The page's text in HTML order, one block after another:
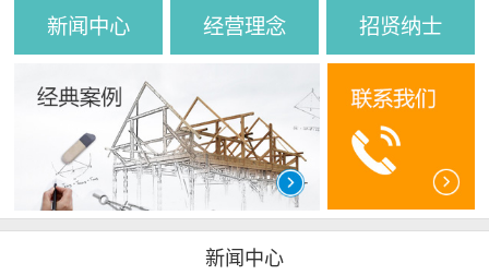
新闻中心 经营理念 招贤纳士
新闻中心